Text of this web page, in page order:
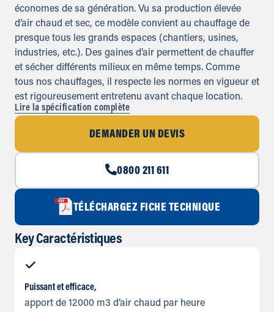
économes de sa génération. Vu sa production élevée
d’air chaud et sec, ce modèle convient au chauffage de
presque tous les grands espaces (chantiers, usines,
industries, etc.). Des gaines d’air permettent de chauffer
et sécher différents milieux en même temps. Comme
tous nos chauffages, il respecte les normes en vigueur et
est rigoureusement entretenu avant chaque location.
Lire la spécification complète
DEMANDER UN DEVIS
0800 211 611
TÉLÉCHARGEZ FICHE TECHNIQUE
Key Caractéristiques
Puissant et efficace,
apport de 12000 m3 d’air chaud par heure